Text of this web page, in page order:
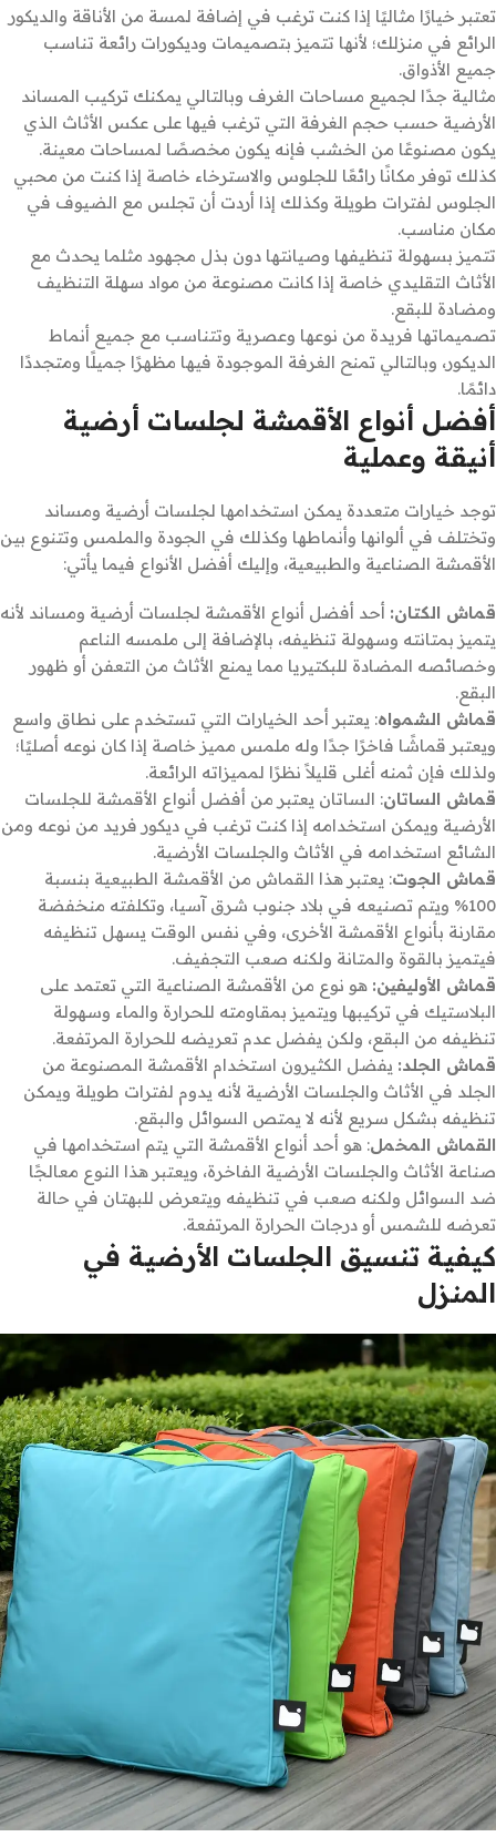
تعتبر خيارًا مثاليًا إذا كنت ترغب في إضافة لمسة من الأناقة والديكور
الرائع في منزلك؛ لأنها تتميز بتصميمات وديكورات رائعة تناسب
جميع الأذواق.
مثالية جدًا لجميع مساحات الغرف وبالتالي يمكنك تركيب المساند
الأرضية حسب حجم الغرفة التي ترغب فيها على عكس الأثاث الذي
يكون مصنوعًا من الخشب فإنه يكون مخصصًا لمساحات معينة.
كذلك توفر مكانًا رائعًا للجلوس والاسترخاء خاصة إذا كنت من محبي
الجلوس لفترات طويلة وكذلك إذا أردت أن تجلس مع الضيوف في
مكان مناسب.
تتميز بسهولة تنظيفها وصيانتها دون بذل مجهود مثلما يحدث مع
الأثاث التقليدي خاصة إذا كانت مصنوعة من مواد سهلة التنظيف
ومضادة للبقع.
تصميماتها فريدة من نوعها وعصرية وتتناسب مع جميع أنماط
الديكور، وبالتالي تمنح الغرفة الموجودة فيها مظهرًا جميلًا ومتجددًا
دائمًا.
أفضل أنواع الأقمشة لجلسات أرضية
أنيقة وعملية
توجد خيارات متعددة يمكن استخدامها لجلسات أرضية ومساند
وتختلف في ألوانها وأنماطها وكذلك في الجودة والملمس وتتنوع بين
الأقمشة الصناعية والطبيعية، وإليك أفضل الأنواع فيما يأتي:
قماش الكتان: أحد أفضل أنواع الأقمشة لجلسات أرضية ومساند لأنه
يتميز بمتانته وسهولة تنظيفه، بالإضافة إلى ملمسه الناعم
وخصائصه المضادة للبكتيريا مما يمنع الأثاث من التعفن أو ظهور
البقع.
قماش الشمواه: يعتبر أحد الخيارات التي تستخدم على نطاق واسع
ويعتبر قماشًا فاخرًا جدًا وله ملمس مميز خاصة إذا كان نوعه أصليًا؛
ولذلك فإن ثمنه أغلى قليلاً نظرًا لمميزاته الرائعة.
قماش الساتان: الساتان يعتبر من أفضل أنواع الأقمشة للجلسات
الأرضية ويمكن استخدامه إذا كنت ترغب في ديكور فريد من نوعه ومن
الشائع استخدامه في الأثاث والجلسات الأرضية.
قماش الجوت: يعتبر هذا القماش من الأقمشة الطبيعية بنسبة
100% ويتم تصنيعه في بلاد جنوب شرق آسيا، وتكلفته منخفضة
مقارنة بأنواع الأقمشة الأخرى، وفي نفس الوقت يسهل تنظيفه
فيتميز بالقوة والمتانة ولكنه صعب التجفيف.
قماش الأوليفين: هو نوع من الأقمشة الصناعية التي تعتمد على
البلاستيك في تركيبها ويتميز بمقاومته للحرارة والماء وسهولة
تنظيفه من البقع، ولكن يفضل عدم تعريضه للحرارة المرتفعة.
قماش الجلد: يفضل الكثيرون استخدام الأقمشة المصنوعة من
الجلد في الأثاث والجلسات الأرضية لأنه يدوم لفترات طويلة ويمكن
تنظيفه بشكل سريع لأنه لا يمتص السوائل والبقع.
القماش المخمل: هو أحد أنواع الأقمشة التي يتم استخدامها في
صناعة الأثاث والجلسات الأرضية الفاخرة، ويعتبر هذا النوع معالجًا
ضد السوائل ولكنه صعب في تنظيفه ويتعرض للبهتان في حالة
تعرضه للشمس أو درجات الحرارة المرتفعة.
كيفية تنسيق الجلسات الأرضية في
المنزل